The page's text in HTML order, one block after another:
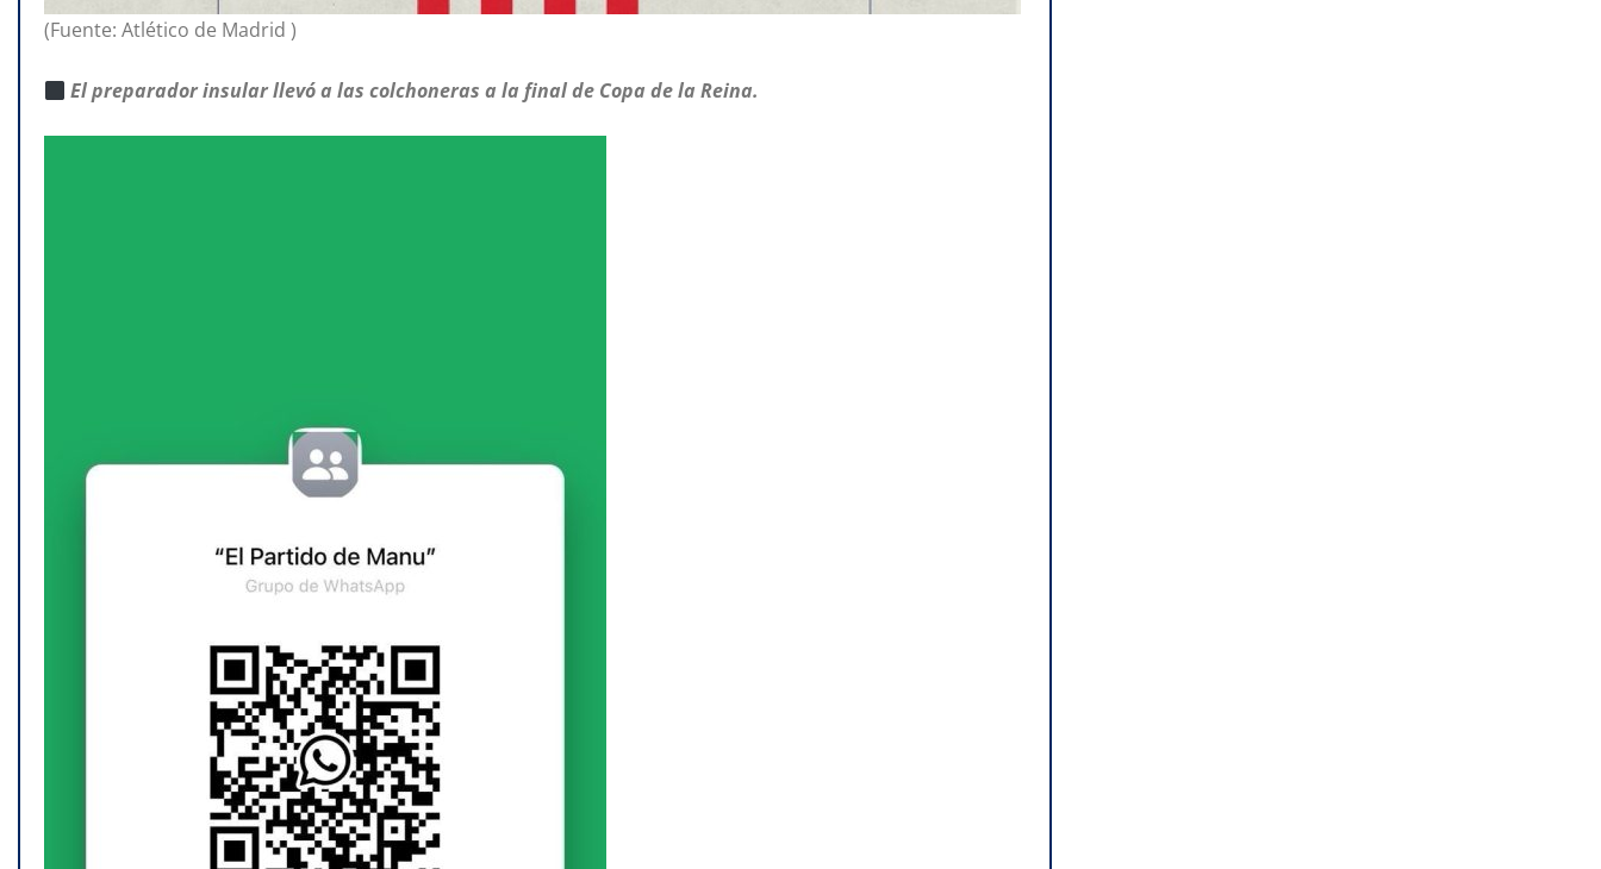
(Fuente: Atlético de Madrid )
El preparador insular llevó a las colchoneras a la final de Copa de la Reina.